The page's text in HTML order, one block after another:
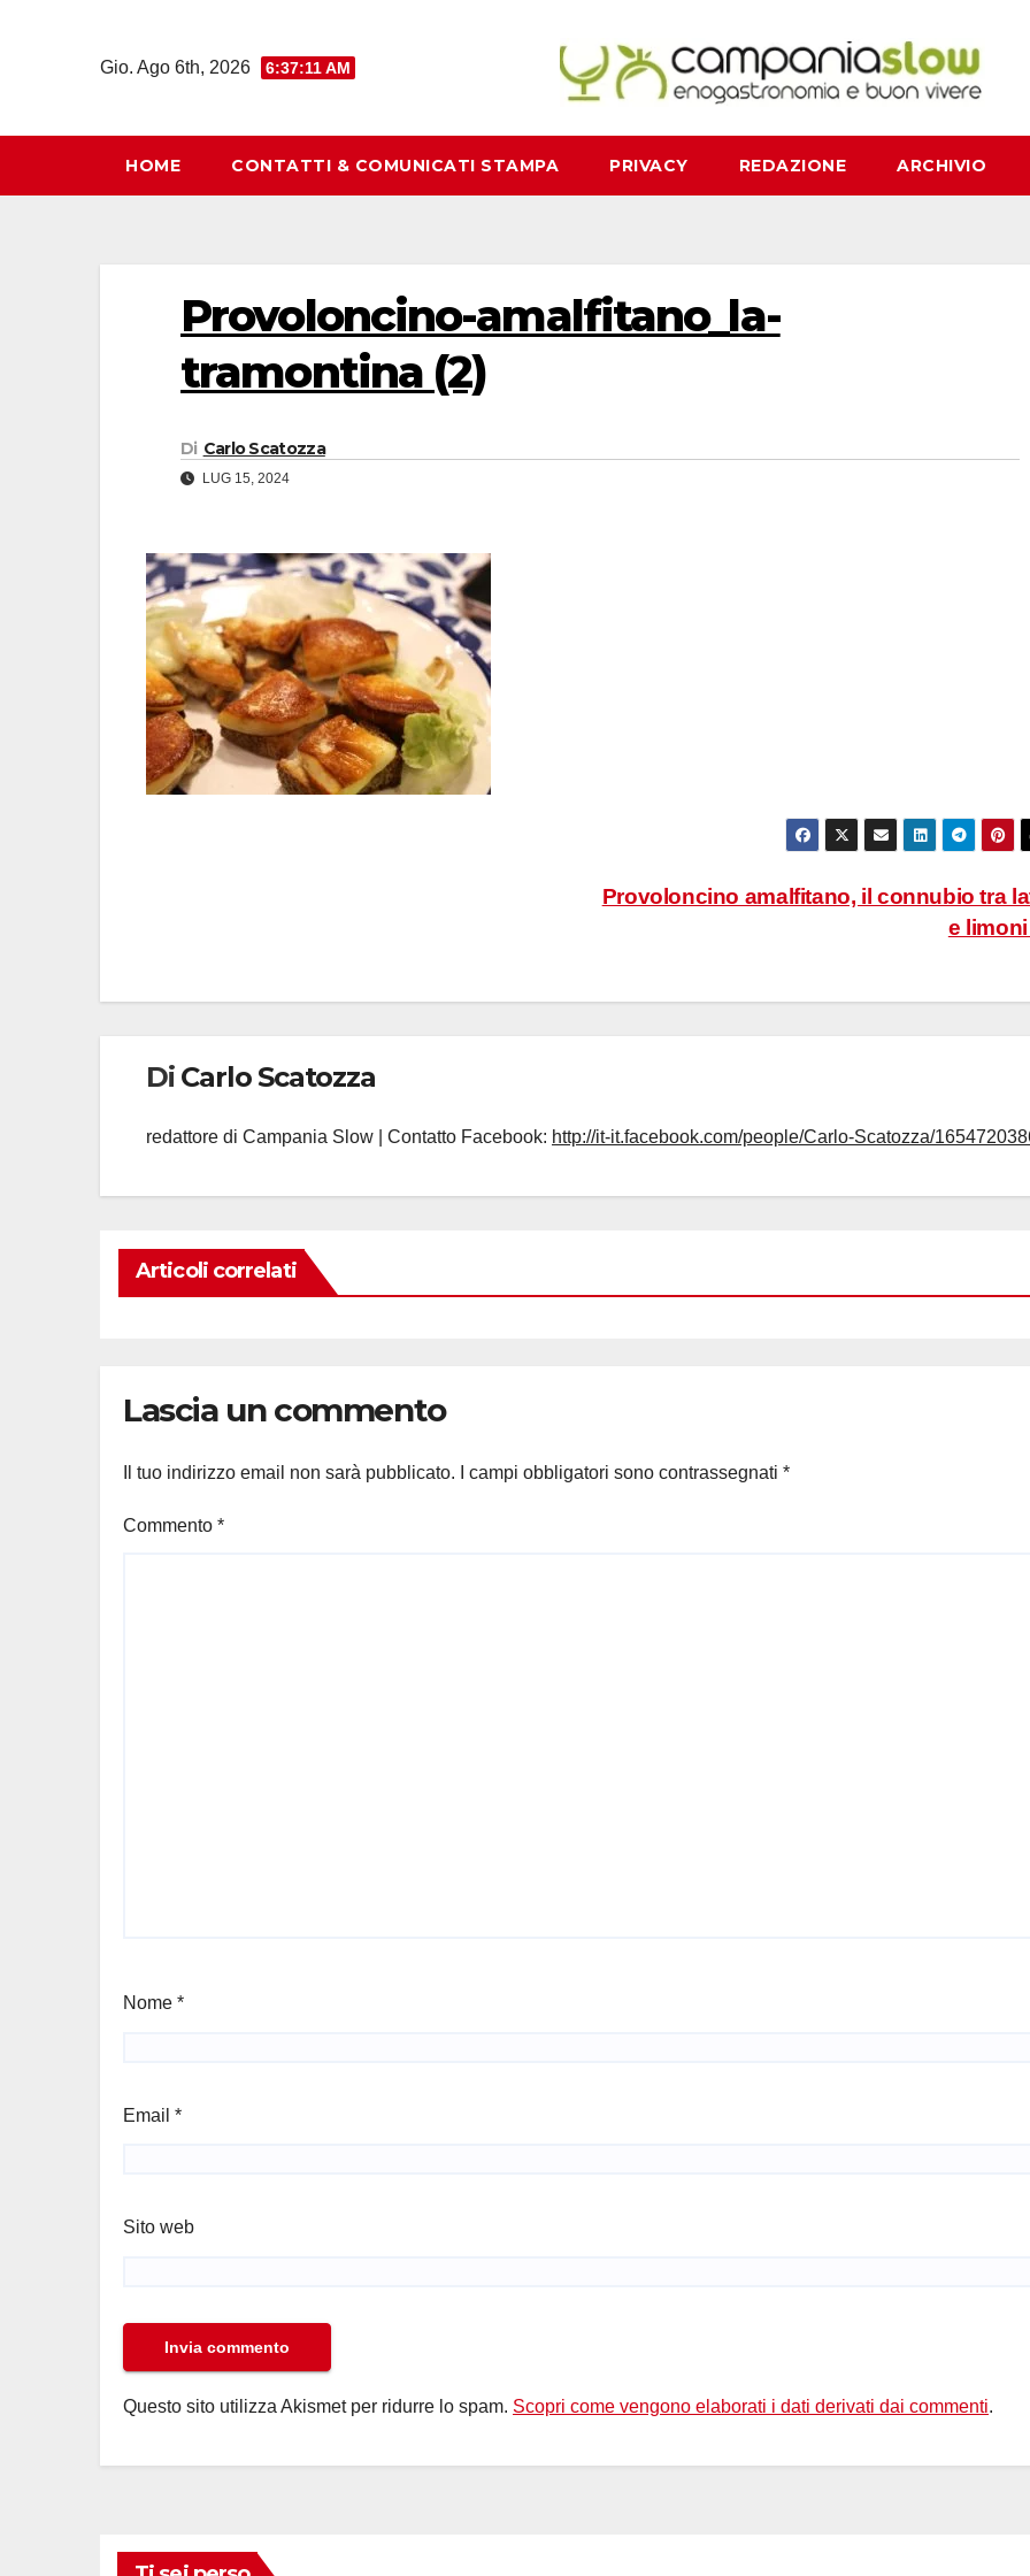
Gio. Ago 6th, 2026 6:37:12 AM
HOME CONTATTI & COMUNICATI STAMPA PRIVACY REDAZIONE ARCHIVIO
Provoloncino-amalfitano_la-
tramontina (2)
Di Carlo Scatozza
LUG 15, 2024
Provoloncino amalfitano, il connubio tra
e
Di Carlo Scatozza
redattore di Campania Slow | Contatto Facebook: http://it-it.facebook.com/people/Carlo-Scatozza/
Articoli correlati
Lascia un commento
Il tuo indirizzo email non sarà pubblicato. I campi obbligatori sono contrassegnati *
Commento *
Nome *
Email *
Sito web
Questo sito utilizza Akismet per ridurre lo spam. Scopri come vengono elaborati i dati derivati dai commenti.